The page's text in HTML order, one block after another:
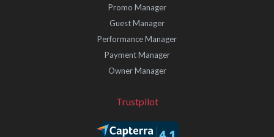
Promo Manager
Guest Manager
Performance Manager
Payment Manager
Owner Manager
Trustpilot